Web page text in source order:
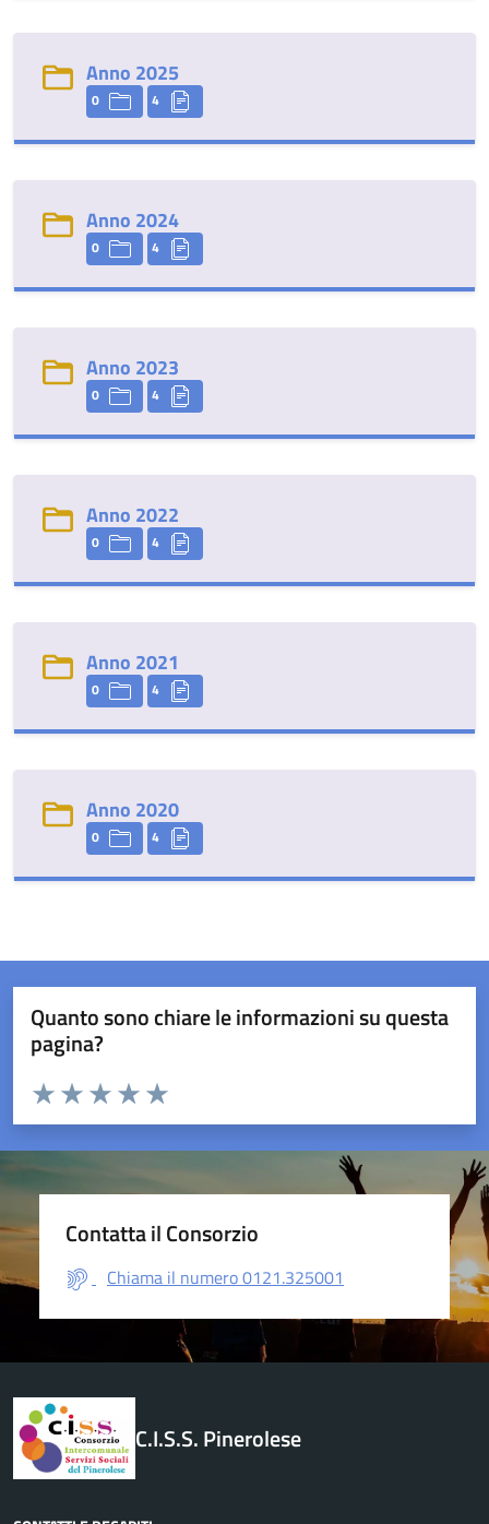
Anno 2025
0 4
Anno 2024
0 4
Anno 2023
0 4
Anno 2022
0 4
Anno 2021
0 4
Anno 2020
0 4
Quanto sono chiare le informazioni su questa
pagina?
Valuta da 1 a 5 stelle la pagina
Valuta 5 stelle su 5
Valuta 4 stelle su 5
Valuta 3 stelle su 5
Valuta 2 stelle su 5
Valuta 1 stelle su 5
Contatta il Consorzio
Chiama il numero 0121.325001
C.I.S.S. Pinerolese